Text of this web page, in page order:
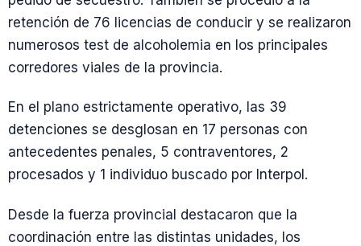
retención de 76 licencias de conducir y se realizaron
numerosos test de alcoholemia en los principales
corredores viales de la provincia.
En el plano estrictamente operativo, las 39
detenciones se desglosan en 17 personas con
antecedentes penales, 5 contraventores, 2
procesados y 1 individuo buscado por Interpol.
Desde la fuerza provincial destacaron que la
coordinación entre las distintas unidades, los